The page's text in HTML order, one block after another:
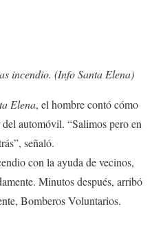
incendio. (Info Santa Elena)
Elena, el hombre contó cómo
automóvil. “Salimos pero en
señaló.
con la ayuda de vecinos,
Minutos después, arribó
Bomberos Voluntarios.